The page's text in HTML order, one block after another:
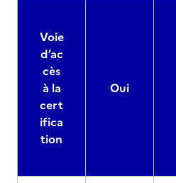
Voie
d’ac
cès
à la
cert
ifica
tion
Oui